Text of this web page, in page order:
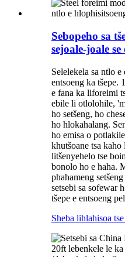
Sebopeho sa
sejoale-joale se
Selelekela sa ntlo e
entsoeng ka tšepe.
e fana ka liforeimi
ebile li otlolohile,
ho setšeng, ho
ho hlokahalang.
ho emisa o
khutšoane tsa
litšenyehelo tse
bonolo ho e haha.
phahameng
setsebi sa sofewar
tšepe e entsoeng
Sheba lihlahisoa